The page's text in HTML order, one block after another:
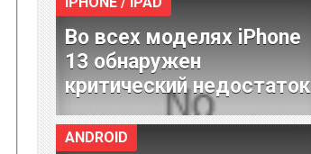
Во всех моделях iPhone
13 обнаружен
критический недостаток
ANDROID